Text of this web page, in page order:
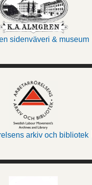
sidenväveri & museum
arkiv och bibliotek